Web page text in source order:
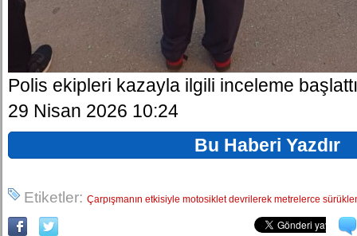
Polis ekipleri kazayla ilgili inceleme başlattı
29 Nisan 2026 10:24
Bu Haberi Yazdır
Etiketler: Çarpışmanın etkisiyle motosiklet devrilerek metrelerce